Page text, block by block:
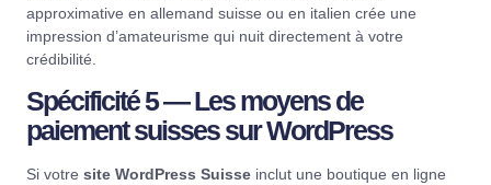
approximative en allemand suisse ou en italien crée une
impression d’amateurisme qui nuit directement à votre
crédibilité.
Spécificité 5 — Les moyens de
paiement suisses sur WordPress
Si votre site WordPress Suisse inclut une boutique en ligne